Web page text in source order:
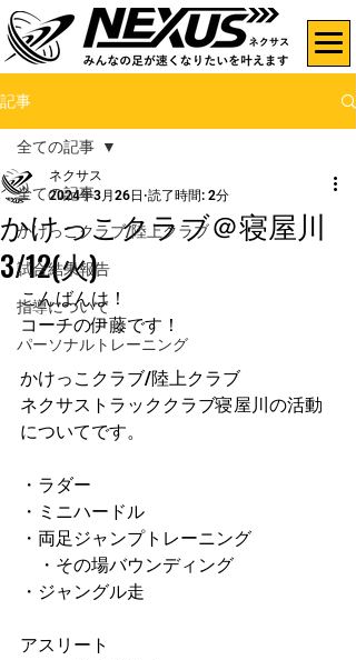
記事
全ての記事
かけっこクラブ/陸上クラブ
試合結果報告
指導について
パーソナルトレーニング
全ての記事
かけっこクラブ＠寝屋川
3/12(火)
ネクサス
2024年3月26日 読了時間: 2分
こんばんは！
コーチの伊藤です！
かけっこクラブ/陸上クラブ
ネクサストラッククラブ寝屋川の活動
についてです。
・ラダー
・ミニハードル
・両足ジャンプトレーニング
・その場バウンディング
・ジャングル走
アスリート